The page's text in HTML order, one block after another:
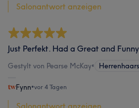
Salonantwort anzeigen
Just Perfekt. Had a Great and
Gestylt von Pearse McKay•
Fynn•vor 4 Tagen
Salonantwort anzeigen